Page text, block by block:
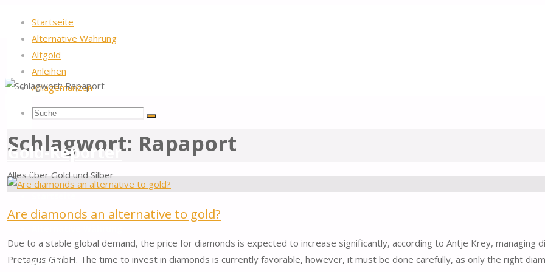
Startseite
Alternative Währung
Altgold
Anleihen
Anlagemünzen
Suche
Suchen
nach:
Suche
Gold-Reporter
Alles über Gold und Silber
Zum
springen
Startseite
Altgold
Schlagwort: Rapaport
Are diamonds an alternative to gold?
Due to a stable global demand, the price for diamonds is expected to increase significantly, according to Antje Krey, managing
Pretagus GmbH. The time to invest in diamonds is currently favorable, however, it must be done carefully, as only the right